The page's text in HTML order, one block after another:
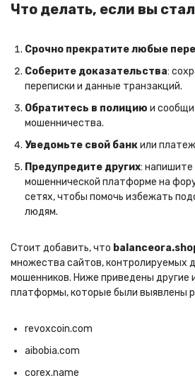
Что делать, если вы
Срочно прекратите любые
Соберите доказательства:
переписки и данные транзакций.
Обратитесь в полицию и
мошенничества.
Уведомьте свой банкили
Предупредите других: напишите
мошеннической платформе на
сетях, чтобы помочь избежать
людям.
Стоит добавить, что
множества сайтов, контролируемых
мошенников. Ниже приведены другие
платформы, которые были выявлены
revoxcoin.com
aibobia.com
corex.name